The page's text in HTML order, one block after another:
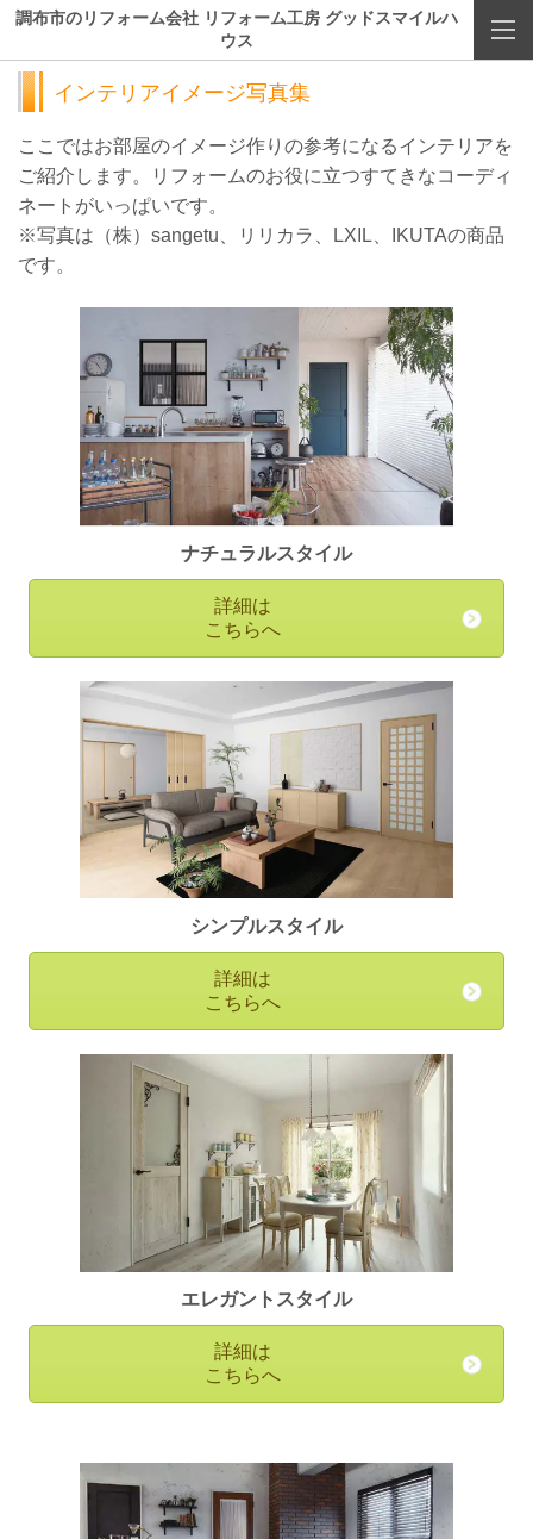
調布市のリフォーム会社 リフォーム工房 グッドスマイルハ
ウス
インテリアイメージ写真集
ここではお部屋のイメージ作りの参考になるインテリアを
ご紹介します。リフォームのお役に立つすてきなコーディ
ネートがいっぱいです。
※写真は（株）sangetu、リリカラ、LXIL、IKUTAの商品
です。
ナチュラルスタイル
詳細は
こちらへ
シンプルスタイル
詳細は
こちらへ
エレガントスタイル
詳細は
こちらへ